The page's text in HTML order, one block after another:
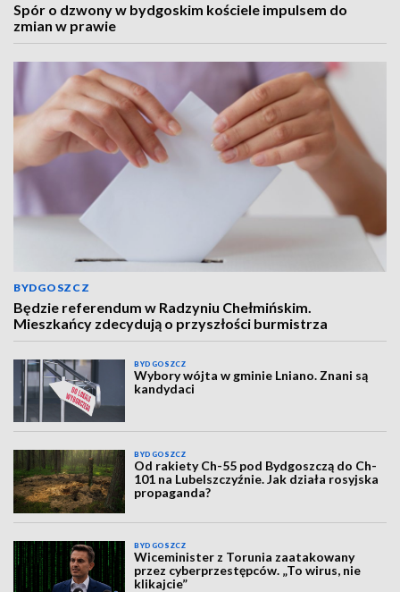
Spór o dzwony w bydgoskim kościele impulsem do
zmian w prawie
BYDGOSZCZ
Będzie referendum w Radzyniu Chełmińskim.
Mieszkańcy zdecydują o przyszłości burmistrza
BYDGOSZCZ
Wybory wójta w gminie Lniano. Znani są
kandydaci
BYDGOSZCZ
Od rakiety Ch-55 pod Bydgoszczą do Ch-
101 na Lubelszczyźnie. Jak działa rosyjska
propaganda?
BYDGOSZCZ
Wiceminister z Torunia zaatakowany
przez cyberprzestępców. „To wirus, nie
klikajcie”